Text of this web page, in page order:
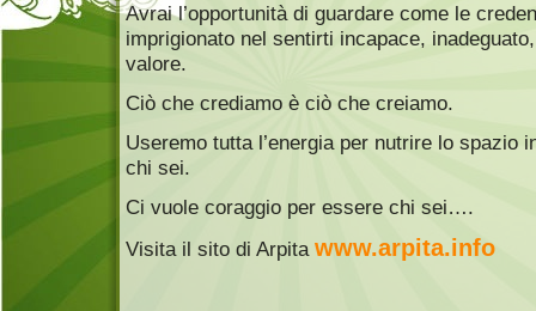
Avrai l’opportunità di guardare come le
imprigionato nel sentirti incapace,
valore.
Ciò che crediamo è ciò che creiamo.
Useremo tutta l’energia per nutrire lo spazio
chi sei.
Ci vuole coraggio per essere chi sei….
Visita il sito di Arpita www.arpita.info